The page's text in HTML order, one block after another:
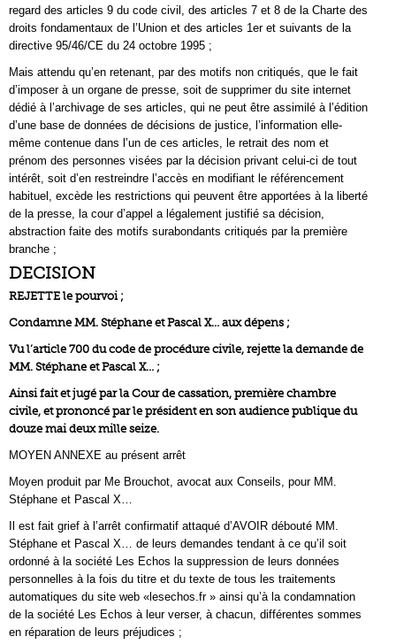
regard des articles 9 du code civil, des articles 7 et 8 de la Charte des
droits fondamentaux de l’Union et des articles 1er et suivants de la
directive 95/46/CE du 24 octobre 1995 ;
Mais attendu qu’en retenant, par des motifs non critiqués, que le fait
d’imposer à un organe de presse, soit de supprimer du site internet
dédié à l’archivage de ses articles, qui ne peut être assimilé à l’édition
d’une base de données de décisions de justice, l’information elle-
même contenue dans l’un de ces articles, le retrait des nom et
prénom des personnes visées par la décision privant celui-ci de tout
intérêt, soit d’en restreindre l’accès en modifiant le référencement
habituel, excède les restrictions qui peuvent être apportées à la liberté
de la presse, la cour d’appel a légalement justifié sa décision,
abstraction faite des motifs surabondants critiqués par la première
branche ;
DECISION
REJETTE le pourvoi ;
Condamne MM. Stéphane et Pascal X… aux dépens ;
Vu l’article 700 du code de procédure civile, rejette la demande de
MM. Stéphane et Pascal X… ;
Ainsi fait et jugé par la Cour de cassation, première chambre
civile, et prononcé par le président en son audience publique du
douze mai deux mille seize.
MOYEN ANNEXE au présent arrêt
Moyen produit par Me Brouchot, avocat aux Conseils, pour MM.
Stéphane et Pascal X…
Il est fait grief à l’arrêt confirmatif attaqué d’AVOIR débouté MM.
Stéphane et Pascal X… de leurs demandes tendant à ce qu’il soit
ordonné à la société Les Echos la suppression de leurs données
personnelles à la fois du titre et du texte de tous les traitements
automatiques du site web «lesechos.fr » ainsi qu’à la condamnation
de la société Les Echos à leur verser, à chacun, différentes sommes
en réparation de leurs préjudices ;